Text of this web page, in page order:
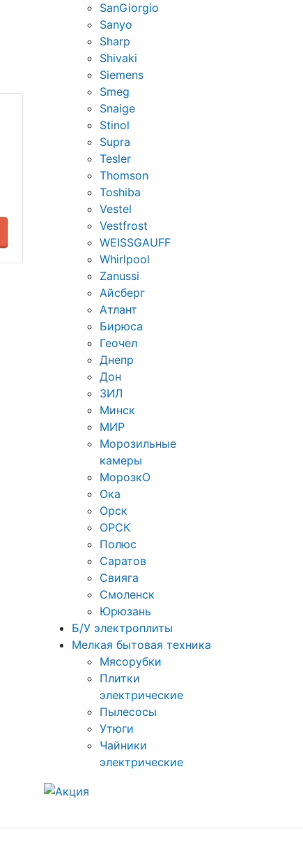
SanGiorgio
Sanyo
Sharp
Shivaki
Siemens
Smeg
Snaige
Stinol
Supra
Tesler
Thomson
Toshiba
Vestel
Vestfrost
WEISSGAUFF
Whirlpool
Zanussi
Айсберг
Атлант
Бирюса
Геочел
Днепр
Дон
ЗИЛ
Минск
МИР
Морозильные
камеры
МорозкО
Ока
Орск
ОРСК
Полюс
Саратов
Свияга
Смоленск
Юрюзань
Б/У электроплиты
Мелкая бытовая техника
Мясорубки
Плитки
электрические
Пылесосы
Утюги
Чайники
электрические